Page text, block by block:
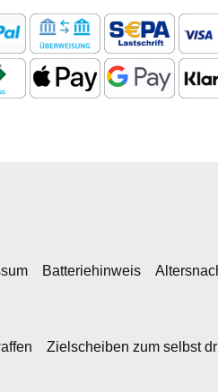
Batteriehinweis
Zielscheiben zum selbst